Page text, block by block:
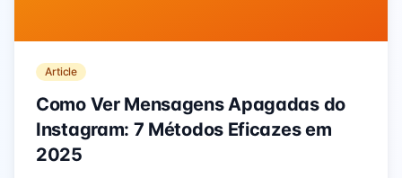
Article
Como Ver Mensagens Apagadas do
Instagram: 7 Métodos Eficazes em
2025